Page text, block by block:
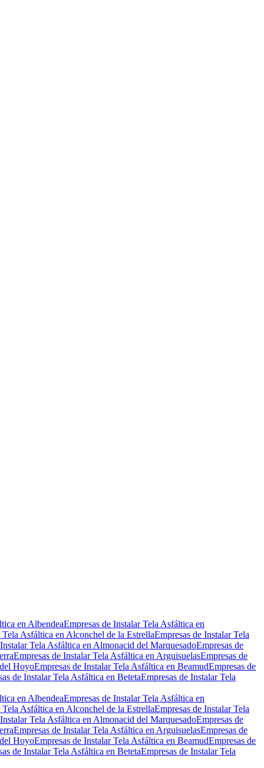
en AlbendeaEmpresas de Instalar Tela Asfáltica en
Tela Asfáltica en Alconchel de la EstrellaEmpresas de Instalar Tela
Tela Asfáltica en Almonacid del MarquesadoEmpresas de
Empresas de Instalar Tela Asfáltica en ArguisuelasEmpresas de
HoyoEmpresas de Instalar Tela Asfáltica en BeamudEmpresas de
de Instalar Tela Asfáltica en BetetaEmpresas de Instalar Tela
en AlbendeaEmpresas de Instalar Tela Asfáltica en
Tela Asfáltica en Alconchel de la EstrellaEmpresas de Instalar Tela
Tela Asfáltica en Almonacid del MarquesadoEmpresas de
Empresas de Instalar Tela Asfáltica en ArguisuelasEmpresas de
HoyoEmpresas de Instalar Tela Asfáltica en BeamudEmpresas de
de Instalar Tela Asfáltica en BetetaEmpresas de Instalar Tela